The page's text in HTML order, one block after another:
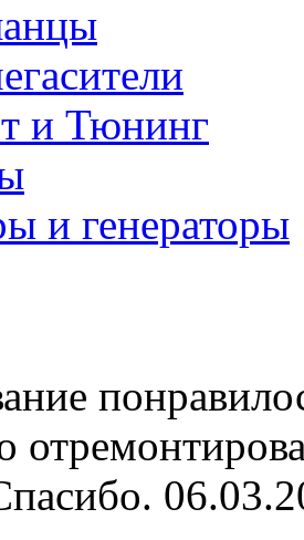
и Тюнинг
и генераторы